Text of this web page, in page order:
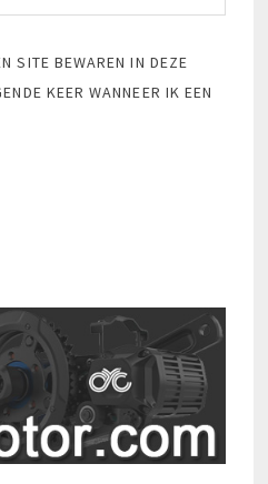
SITE BEWAREN IN DEZE
KEER WANNEER IK EEN